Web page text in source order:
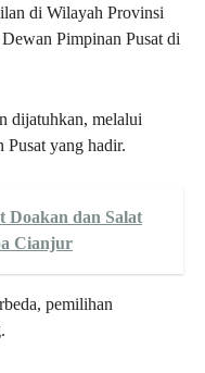
di Wilayah Provinsi
Pimpinan Pusat di
dijatuhkan, melalui
Pusat yang hadir.
Doakan dan Salat
Cianjur
pemilihan